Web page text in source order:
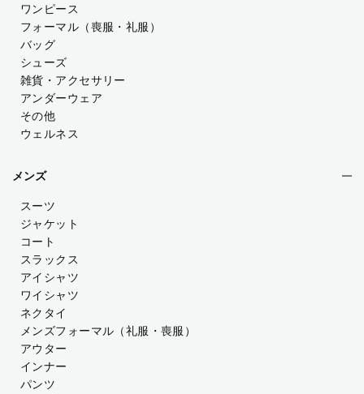
ワンピース
フォーマル（喪服・礼服）
バッグ
シューズ
雑貨・アクセサリー
アンダーウェア
その他
ウェルネス
メンズ
スーツ
ジャケット
コート
スラックス
アイシャツ
ワイシャツ
ネクタイ
メンズフォーマル （礼服・喪服）
アウター
インナー
パンツ